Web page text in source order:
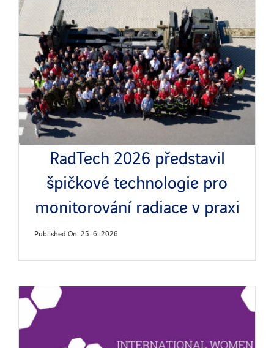
RadTech 2026 představil
špičkové technologie pro
monitorování radiace v praxi
Published On: 25. 6. 2026